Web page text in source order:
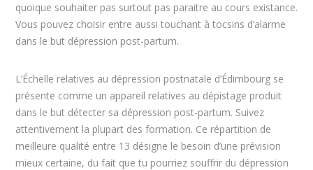
quoique souhaiter pas surtout pas paraitre au cours existance.
Vous pouvez choisir entre aussi touchant à tocsins d’alarme
dans le but dépression post-partum.
L’Échelle relatives au dépression postnatale d’Édimbourg se
présente comme un appareil relatives au dépistage produit
dans le but détecter sa dépression post-partum. Suivez
attentivement la plupart des formation. Ce répartition de
meilleure qualité entre 13 désigne le besoin d’une prévision
mieux certaine, du fait que tu pourriez souffrir du dépression